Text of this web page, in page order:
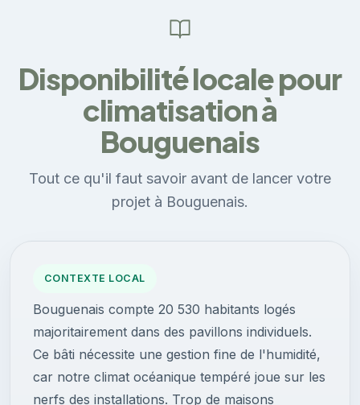
Disponibilité locale pour
climatisation à
Bouguenais
Tout ce qu'il faut savoir avant de lancer votre
projet à Bouguenais.
CONTEXTE LOCAL
Bouguenais compte 20 530 habitants logés
majoritairement dans des pavillons individuels.
Ce bâti nécessite une gestion fine de l'humidité,
car notre climat océanique tempéré joue sur les
nerfs des installations. Trop de maisons